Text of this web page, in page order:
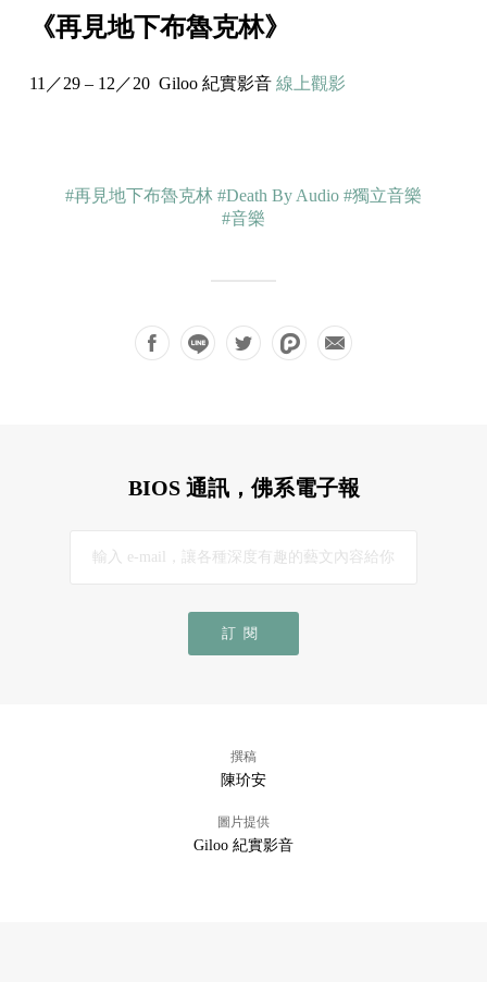
《再見地下布魯克林》
11／29 – 12／20 Giloo 紀實影音 線上觀影
#再見地下布魯克林 #Death By Audio #獨立音樂
#音樂
BIOS 通訊，佛系電子報
訂閱
撰稿
陳玠安
圖片提供
Giloo 紀實影音